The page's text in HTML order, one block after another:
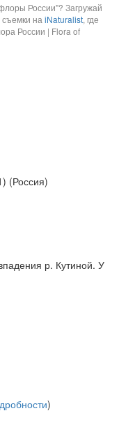
России"? Загружай
на iNaturalist, где
России | Flora of
(Россия)
р. Кутиной. У
)